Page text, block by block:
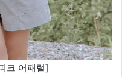
크 어패럴]